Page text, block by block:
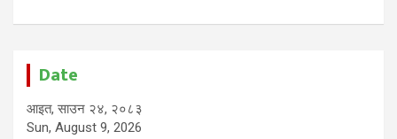
Date
आइत, साउन २४, २०८३
Sun, August 9, 2026